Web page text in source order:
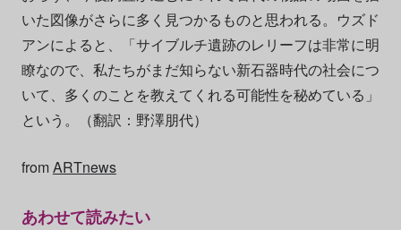
いた図像がさらに多く見つかるものと思われる。ウズド
アンによると、「サイブルチ遺跡のレリーフは非常に明
瞭なので、私たちがまだ知らない新石器時代の社会につ
いて、多くのことを教えてくれる可能性を秘めている」
という。（翻訳：野澤朋代）
fromARTnews
あわせて読みたい